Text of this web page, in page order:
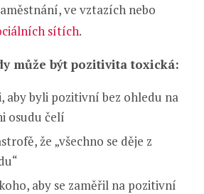
ve vztazích nebo
sítích.
může být pozitivita toxická:
aby byli pozitivní bez ohledu na
osudu čelí
že „všechno se děje z
aby se zaměřil na pozitivní